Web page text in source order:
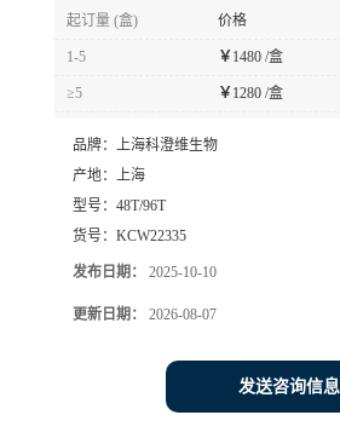
起订量 (盒) 价格
1-5 ￥1480 /盒
≥5 ￥1280 /盒
品牌：
上海科澄维生物
产地：
上海
型号： 48T/96T
货号： KCW22335
发布日期： 2025-10-10
更新日期： 2026-08-07
发送咨询信息